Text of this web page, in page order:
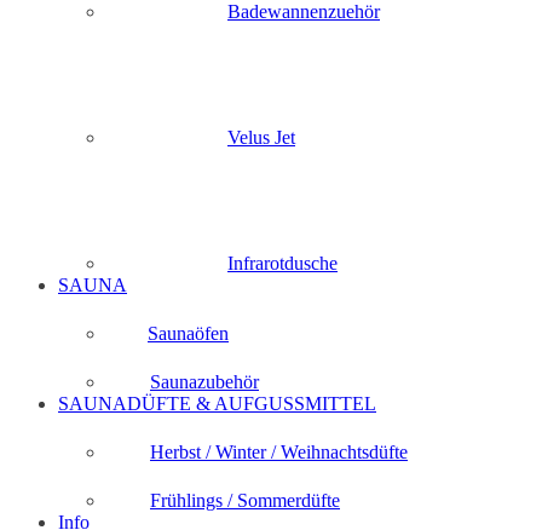
Badewannenzuehör
Velus Jet
Infrarotdusche
SAUNA
Saunaöfen
Saunazubehör
SAUNADÜFTE & AUFGUSSMITTEL
Herbst / Winter / Weihnachtsdüfte
Frühlings / Sommerdüfte
Info